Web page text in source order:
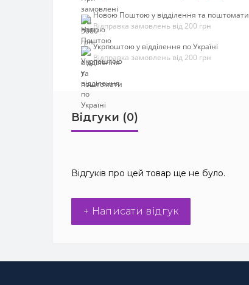
Новою Поштою у відділення та поштомати
Відправка замовлень від 200 грн
Укрпоштою у відділення по Україні
Відправка замовлень від 200 грн
Відгуки (0)
Відгуків про цей товар ще не було.
+ Написати відгук